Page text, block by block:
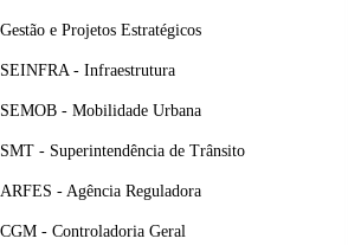
Gestão e Projetos Estratégicos
SEINFRA - Infraestrutura
SEMOB - Mobilidade Urbana
SMT - Superintendência de Trânsito
ARFES - Agência Reguladora
CGM - Controladoria Geral